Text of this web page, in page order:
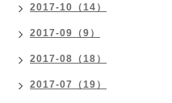
2017-10（14）
2017-09（9）
2017-08（18）
2017-07（19）